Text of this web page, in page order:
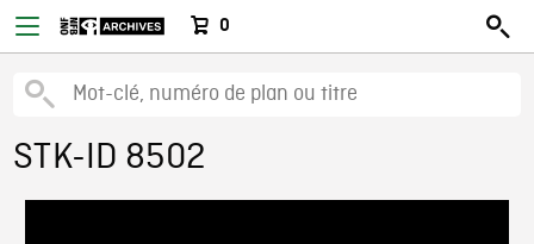
0
STK-ID 8502